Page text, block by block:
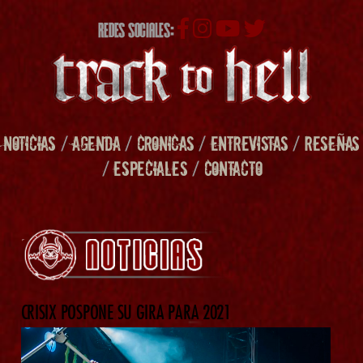
REDES SOCIALES:
NOTICIAS /AGENDA/ CRONICAS/ENTREVISTAS/RESEÑAS
/ESPECIALES/ CONTACTO
CRISIX POSPONE SU GIRA PARA 2021